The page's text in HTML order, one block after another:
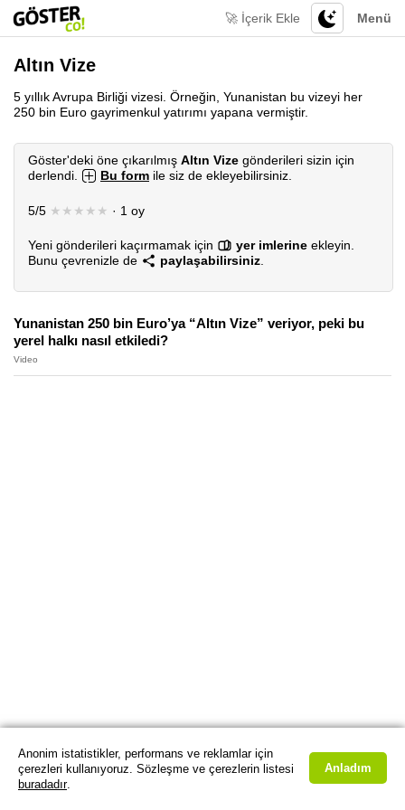
Menü
🚀 İçerik Ekle
Altın Vize
5 yıllık Avrupa Birliği vizesi. Örneğin, Yunanistan bu vizeyi her
250 bin Euro gayrimenkul yatırımı yapana vermiştir.
Göster'deki öne çıkarılmış Altın Vize gönderileri sizin için
derlendi.
Bu form ile siz de ekleyebilirsiniz.
5/5 ★★★★★ · 1 oy
Yeni gönderileri kaçırmamak için yer imlerine ekleyin.
Bunu çevrenizle de
paylaşabilirsiniz
Yunanistan 250 bin Euro’ya “Altın Vize” veriyor, peki bu
yerel halkı nasıl etkiledi?
Video
Anonim istatistikler, performans ve reklamlar için
çerezleri kullanıyoruz. Sözleşme ve çerezlerin listesi
buradadır.
Anladım